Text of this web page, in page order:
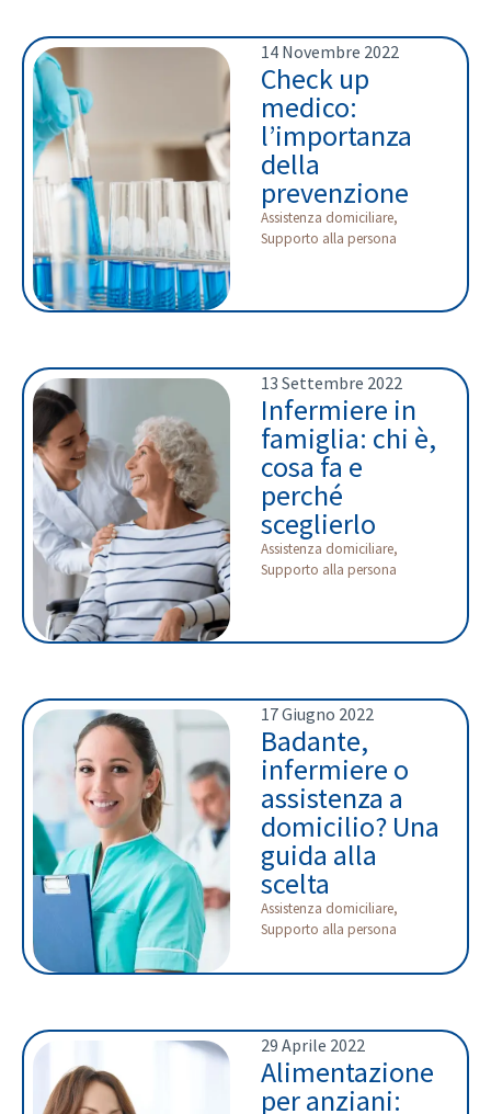
14 Novembre 2022
Check up
medico:
l’importanza
della
prevenzione
Assistenza domiciliare,
Supporto alla persona
13 Settembre 2022
Infermiere in
famiglia: chi è,
cosa fa e
perché
sceglierlo
Assistenza domiciliare,
Supporto alla persona
17 Giugno 2022
Badante,
infermiere o
assistenza a
domicilio? Una
guida alla
scelta
Assistenza domiciliare,
Supporto alla persona
29 Aprile 2022
Alimentazione
per anziani: